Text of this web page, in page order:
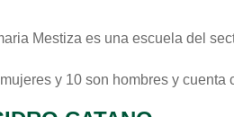
Mestiza es una escuela del
y 10 son hombres y cuenta